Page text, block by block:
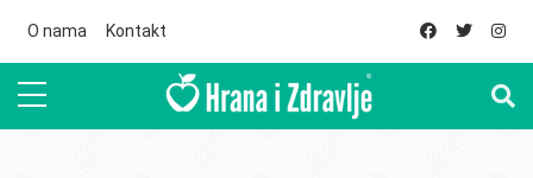
O nama Kontakt